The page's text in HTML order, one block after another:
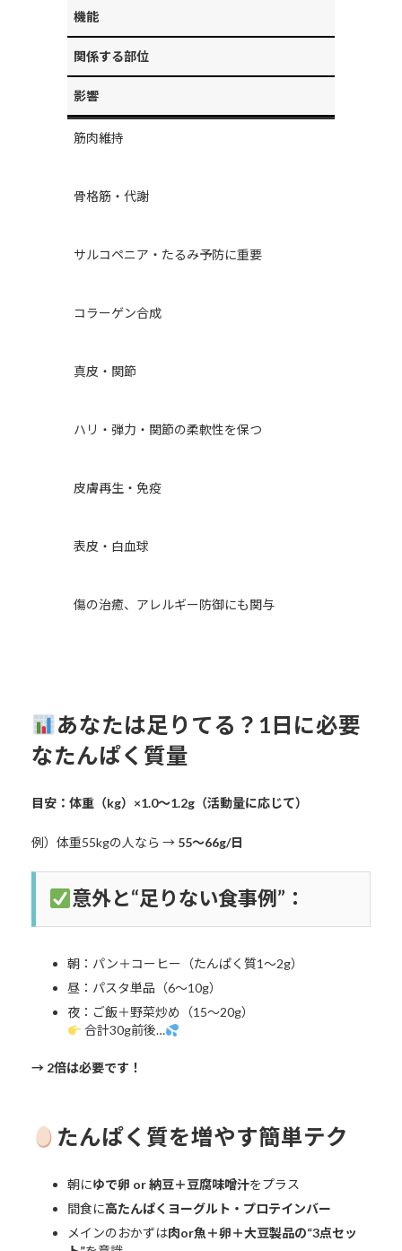
機能
関係する部位
影響
筋肉維持
骨格筋・代謝
サルコペニア・たるみ予防に重要
コラーゲン合成
真皮・関節
ハリ・弾力・関節の柔軟性を保つ
皮膚再生・免疫
表皮・白血球
傷の治癒、アレルギー防御にも関与
あなたは足りてる？1日に必要
なたんぱく質量
目安：体重（kg）×1.0〜1.2g（活動量に応じて）
例）体重55kgの人なら → 55〜66g/日
意外と“足りない食事例”：
朝：パン＋コーヒー（たんぱく質1〜2g）
昼：パスタ単品（6〜10g）
夜：ご飯＋野菜炒め（15〜20g）
合計30g前後…
→ 2倍は必要です！
たんぱく質を増やす簡単テク
朝にゆで卵 or 納豆＋豆腐味噌汁をプラス
間食に高たんぱくヨーグルト・プロテインバー
メインのおかずは肉or魚＋卵＋大豆製品の“3点セッ